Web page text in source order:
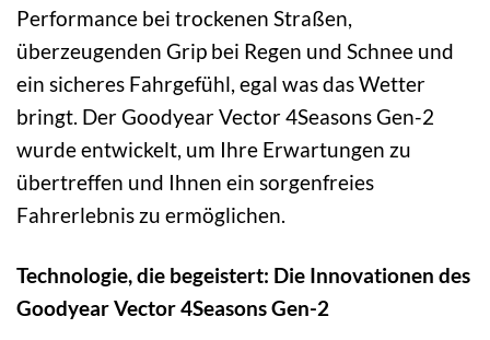
Performance bei trockenen Straßen,
überzeugenden Grip bei Regen und Schnee und
ein sicheres Fahrgefühl, egal was das Wetter
bringt. Der Goodyear Vector 4Seasons Gen-2
wurde entwickelt, um Ihre Erwartungen zu
übertreffen und Ihnen ein sorgenfreies
Fahrerlebnis zu ermöglichen.
Technologie, die begeistert: Die Innovationen des
Goodyear Vector 4Seasons Gen-2